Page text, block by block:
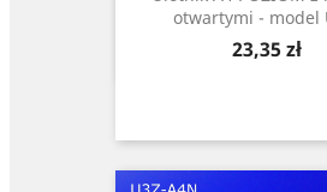
otwartymi - model
Cena
23,35 zł